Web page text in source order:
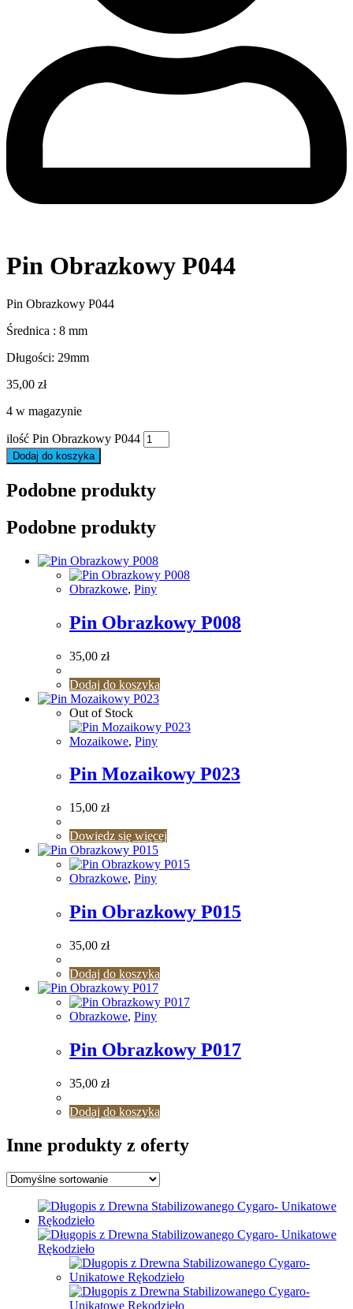
Pin Obrazkowy P044
Pin Obrazkowy P044
Średnica : 8 mm
Długości: 29mm
35,00 zł
4 w magazynie
ilość Pin Obrazkowy P044
Dodaj do koszyka
Podobne produkty
Podobne produkty
Obrazkowe, Piny
Pin Obrazkowy P008
35,00 zł
Dodaj do koszyka
Out of Stock
Mozaikowe, Piny
Pin Mozaikowy P023
15,00 zł
Dowiedz się więcej
Obrazkowe, Piny
Pin Obrazkowy P015
35,00 zł
Dodaj do koszyka
Obrazkowe, Piny
Pin Obrazkowy P017
35,00 zł
Dodaj do koszyka
Inne produkty z oferty